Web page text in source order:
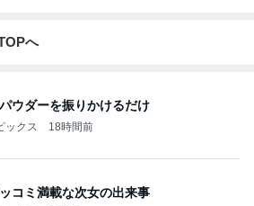
へ
ウダーを振りかけるだけ
ックス 18時間前
コミ満載な次女の出来事